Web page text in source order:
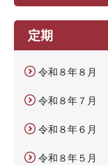
定期
令和８年８月
令和８年７月
令和８年６月
令和８年５月